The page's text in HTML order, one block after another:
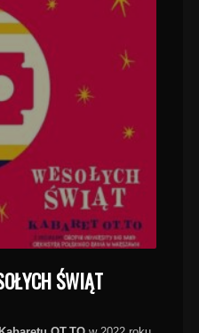
ŚWIĄT